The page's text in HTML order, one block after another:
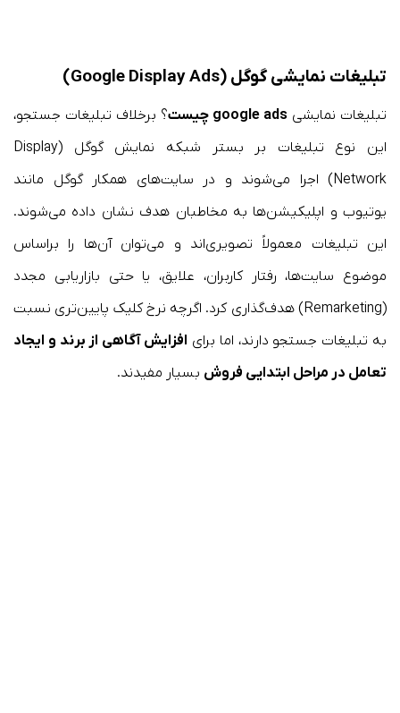
تبلیغات نمایشی گوگل (Google Display Ads)
تبلیغات نمایشی google ads چیست
؟ برخلاف تبلیغات جستجو،
این نوع تبلیغات بر بستر شبکه نمایش گوگل (Display
Network) اجرا می‌شوند و در سایت‌های همکار گوگل مانند
یوتیوب و اپلیکیشن‌ها به مخاطبان هدف نشان داده می‌شوند.
این تبلیغات معمولاً تصویری‌اند و می‌توان آن‌ها را براساس
موضوع سایت‌ها، رفتار کاربران، علایق، یا حتی بازاریابی مجدد
(Remarketing) هدف‌گذاری کرد. اگرچه نرخ کلیک پایین‌تری نسبت
به تبلیغات جستجو دارند، اما برای افزایش آگاهی از برند و ایجاد
تعامل در مراحل ابتدایی فروش بسیار مفیدند.